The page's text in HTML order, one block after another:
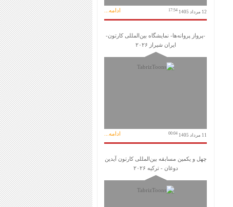
12 مرداد 1405 17:54 ادامه...
-پرواز پروانه‌ها- نمایشگاه بین‌المللی کارتون-
ایران شیراز ۲۰۲۶
11 مرداد 1405 00:04 ادامه...
چهل و یکمین مسابقه بین‌المللی کارتون آیدین
دوغان - ترکیه ۲۰۲۶